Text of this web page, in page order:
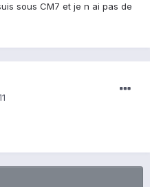
sous CM7 et je n ai pas de